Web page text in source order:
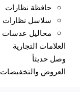
حافظة نظارات
سلاسل نظارات
محاليل عدسات
العلامات التجارية
وصل حديثاً
العروض والتخفيضات